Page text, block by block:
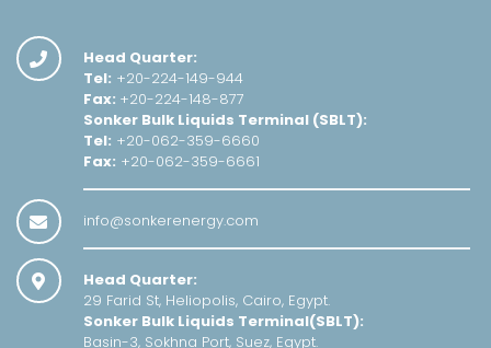
Head Quarter:
Tel: +20-224-149-944
Fax: +20-224-148-877
Sonker Bulk Liquids Terminal (SBLT):
Tel: +20-062-359-6660
Fax: +20-062-359-6661
info@sonkerenergy.com
Head Quarter:
29 Farid St, Heliopolis, Cairo, Egypt.
Sonker Bulk Liquids Terminal(SBLT):
Basin-3, Sokhna Port, Suez, Egypt.